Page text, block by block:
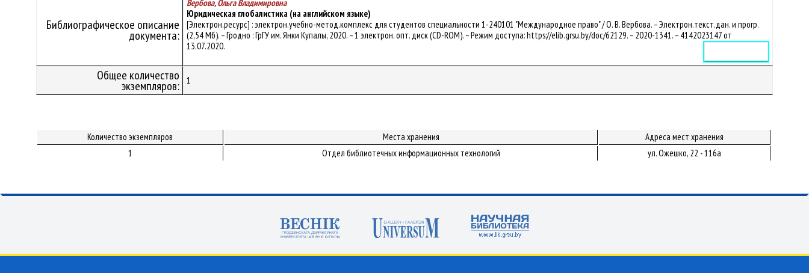
Библиографическое описание
документа:
Вербова, Ольга Владимировна
Юридическая глобалистика (на английском языке)
[Электрон.ресурс] : электрон.учебно-метод.комплекс для студентов специальности 1-240101 "Международное право" / О. В. Вербова. – Электрон.текст.дан. и прогр.
(2,54 Мб). – Гродно : ГрГУ им. Янки Купалы, 2020. – 1 электрон. опт. диск (CD-ROM). – Режим доступа: https://elib.grsu.by/doc/62129. – 2020-1341. – 4142023147 от
13.07.2020.
Общее количество
экземпляров: 1
Количество экземпляров Места хранения
Адреса мест хранения
1
Отдел библиотечных информационных технологий ул. Ожешко, 22 - 116а